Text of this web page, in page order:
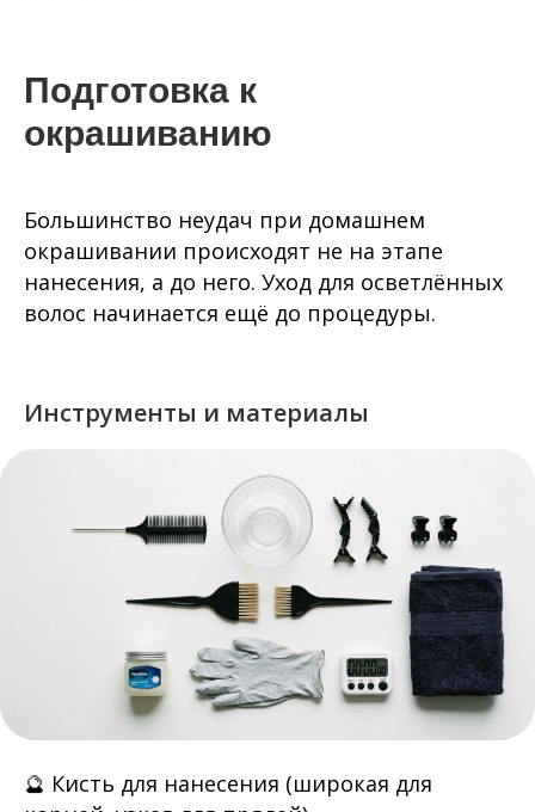
Подготовка к
окрашиванию
Большинство неудач при домашнем
окрашивании происходят не на этапе
нанесения, а до него. Уход для осветлённых
волос начинается ещё до процедуры.
Инструменты и материалы
🔮 Кисть для нанесения (широкая для